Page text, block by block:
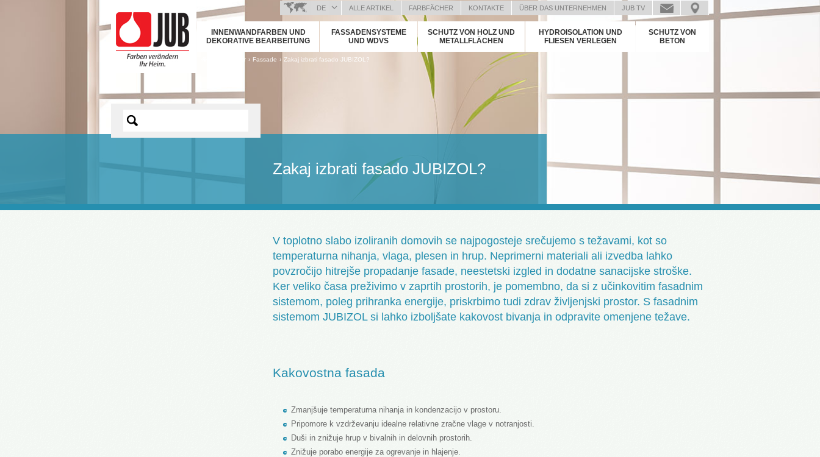
ALLE ARTIKEL FARBFÄCHER KONTAKTE ÜBER DAS UNTERNEHMEN
JUB TV
BOSANSKI (BOSNIAN)
HRVATSKI (CROATIAN)
ČEŠTINA (CZECH)
DE
РУССКИЙ (RUSSIAN)
SLOVENČINA (SLOVAK)
INNENWANDFARBEN UND
DEKORATIVE BEARBEITUNG
FASSADENSYSTEME
UND WDVS
SCHUTZ VON HOLZ UND
METALLFLÄCHEN
HYDROISOLATION UND
FLIESEN VERLEGEN
SCHUTZ VON
BETON
Heimwerker › Fassade › Zakaj izbrati fasado JUBIZOL?
Zakaj izbrati fasado JUBIZOL?
V toplotno slabo izoliranih domovih se najpogosteje srečujemo s težavami, kot so
temperaturna nihanja, vlaga, plesen in hrup. Neprimerni materiali ali izvedba lahko
povzročijo hitrejše propadanje fasade, neestetski izgled in dodatne sanacijske stroške.
Ker veliko časa preživimo v zaprtih prostorih, je pomembno, da si z učinkovitim fasadnim
sistemom, poleg prihranka energije, priskrbimo tudi zdrav življenjski prostor. S fasadnim
sistemom JUBIZOL si lahko izboljšate kakovost bivanja in odpravite omenjene težave.
Kakovostna fasada
Zmanjšuje temperaturna nihanja in kondenzacijo v prostoru.
Pripomore k vzdrževanju idealne relativne zračne vlage v notranjosti.
Duši in znižuje hrup v bivalnih in delovnih prostorih.
Znižuje porabo energije za ogrevanje in hlajenje.